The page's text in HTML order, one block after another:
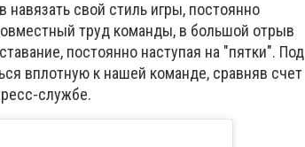
свой стиль игры, постоянно
труд команды, в большой отрыв
постоянно наступая на "пятки". Под
вплотную к нашей команде, сравняв счет
службе.